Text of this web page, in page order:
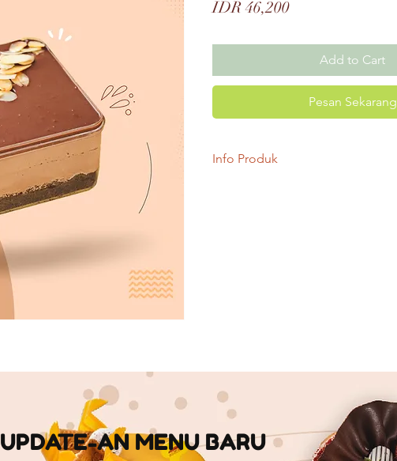
IDR 46,200Price
Add to Cart
Pesan Sekarang
Info Produk
UPDATE-AN MENU BARU